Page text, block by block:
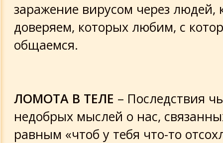
заражение вирусом через
доверяем, которых любим, с
общаемся.
ЛОМОТА В ТЕЛЕ – Последствия
недобрых мыслей о нас,
равным «чтоб у тебя что-то